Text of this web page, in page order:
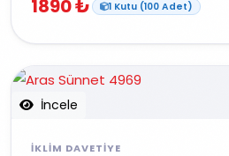
1890 ₺ 1 Kutu (100 Adet)
İncele
İKLIM DAVETIYE